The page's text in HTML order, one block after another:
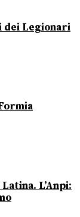
dei Legionari
L’Anpi: